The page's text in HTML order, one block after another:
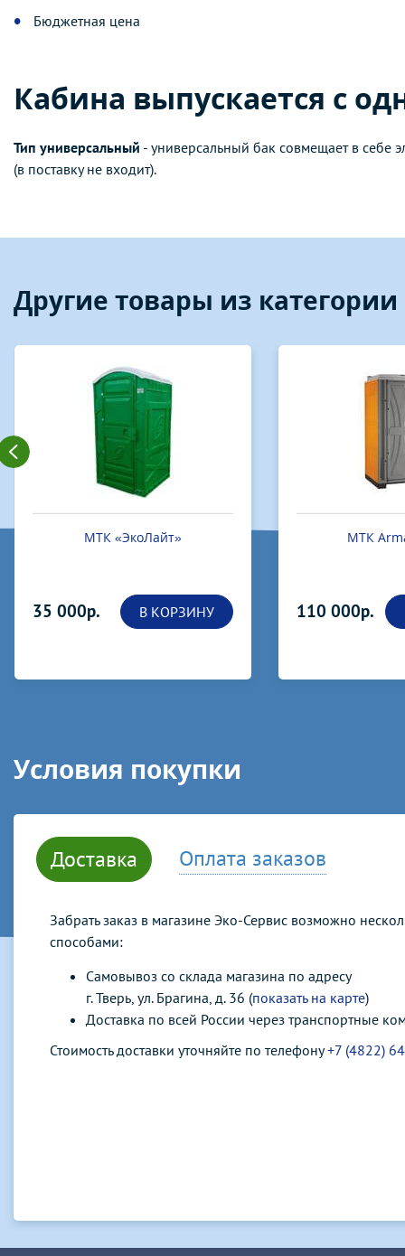
Бюджетная цена
Кабина выпускается с
Тип универсальный - универсальный бак совмещает в себе
(в поставку не входит).
Другие товары из
МТК «ЭкоЛайт»
35 000р. В КОРЗИНУ
МТК
110 000р.
Условия покупки
Доставка Оплата заказов
Забрать заказ в магазине Эко-Сервис возможно
способами:
Самовывоз со склада магазина по адресу
г. Тверь, ул. Брагина, д. 36 (показать на карте)
Доставка по всей России через транспортные
Стоимость доставки уточняйте по телефону+7 (4822)